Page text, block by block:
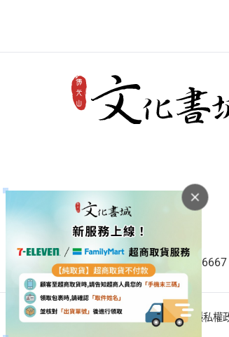
客服專線：(07)656-
會員服務條款 個資保護聲明| 隱私權